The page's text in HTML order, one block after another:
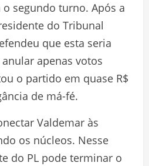
segundo turno. Após a
do Tribunal
que esta seria
apenas votos
o partido em quase R$
de má-fé.
Valdemar às
os núcleos. Nesse
do PL pode terminar o